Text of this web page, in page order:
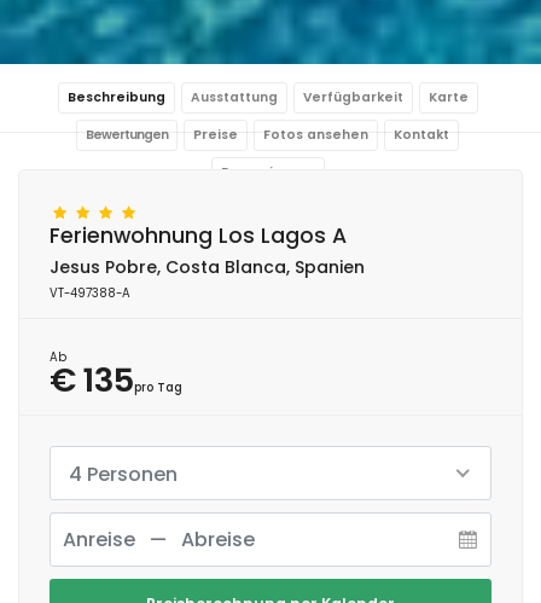
Beschreibung Ausstattung Verfügbarkeit Karte
Bewertungen Preise Fotos ansehen Kontakt
Reservierung
Ferienwohnung Los Lagos A
Jesus Pobre, Costa Blanca, Spanien
VT-497388-A
Ab
€ 135pro Tag
4 Personen